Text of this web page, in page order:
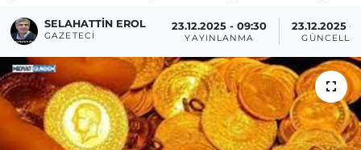
SELAHATTIN EROL
GAZETECI
23.12.2025 - 09:30
YAYINLANMA
23.12.2025 -